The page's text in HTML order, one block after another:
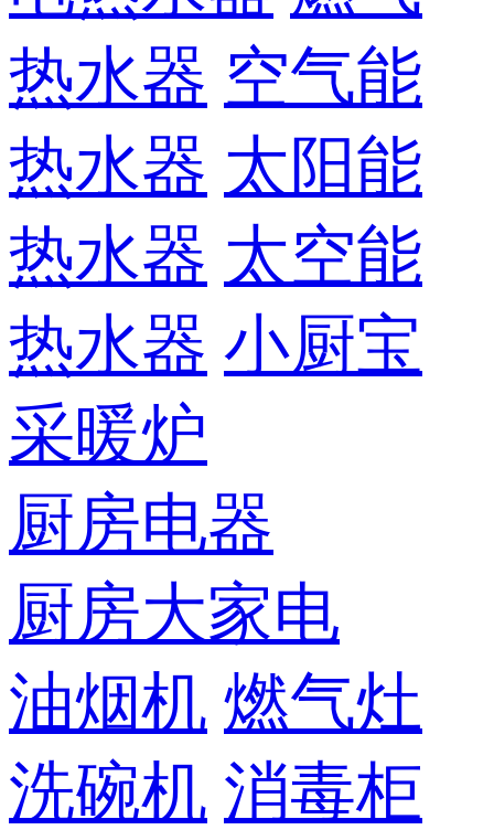
热水器 空气能
热水器 太阳能
热水器 太空能
热水器 小厨宝
采暖炉
厨房电器
厨房大家电
油烟机 燃气灶
洗碗机 消毒柜